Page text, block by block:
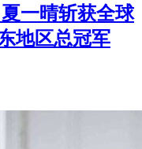
一晴斩获全球
地区总冠军